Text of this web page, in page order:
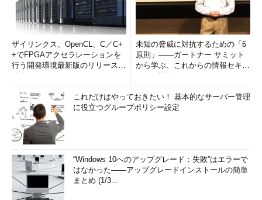
ザイリンクス、OpenCL、C／C+
+でFPGAアクセラレーションを
行う開発環境最新版のリリースを
未知の脅威に対抗するための「6
原則」――ガートナー サミット
から学ぶ、これからの情報セキュ
これだけはやっておきたい！ 基本的なサーバー管理
に役立つグループポリシー設定
“Windows 10へのアップグレード：失敗”はエラーで
はなかった――アップグレードインストールの簡単
まとめ (1/3...